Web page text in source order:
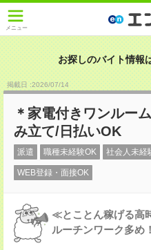
メニュー
お探しのバイト情報
掲載日 :2026/07/14
＊家電付きワンルー
み立て/日払いOK
派遣 職種未経験OK 社会人未経
WEB登録・面接OK
≪とことん稼げる高
ルーチンワーク多め